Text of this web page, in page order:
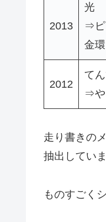
2013
光
⇒ピ
金
2012
て
⇒や
走り書きの
抽出していま
ものすごく